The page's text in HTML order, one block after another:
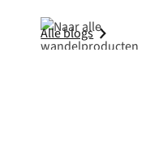
Alle blogs